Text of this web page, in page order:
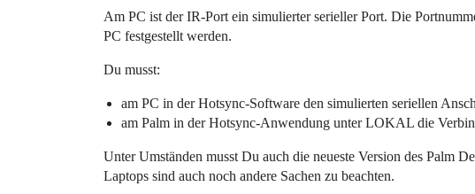
Am PC ist der IR-Port ein simulierter serieller Port. Die
PC festgestellt werden.
Du musst:
am PC in der Hotsync-Software den simulierten seriellen
am Palm in der Hotsync-Anwendung unter LOKAL die
Unter Umständen musst Du auch die neueste Version des Palm
Laptops sind auch noch andere Sachen zu beachten.